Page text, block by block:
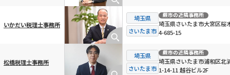
いかだい税理士事務所
埼玉県
さいたま市
蕨市の近隣事務所
埼玉県さいたま市大宮区桜
4-685-15
松橋税理士事務所
埼玉県
さいたま市
蕨市の近隣事務所
埼玉県さいたま市浦和区北
1-14-11 越谷ビル2F